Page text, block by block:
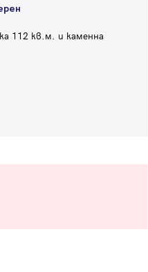
112 кв.м. и каменна